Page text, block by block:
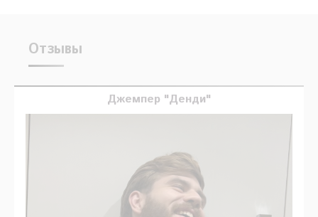
Отзывы
Джемпер "Денди"